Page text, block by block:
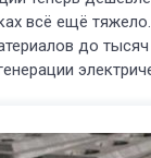
всё ещё
до